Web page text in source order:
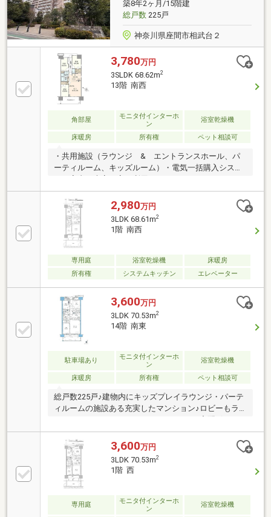
築8年2ヶ月/15階建
総戸数225戸
神奈川県座間市相武台２
3,780万円
3SLDK 68.62m2
13階 南西
角部屋
モニタ付インターホ
ン
浴室乾燥機
床暖房 所有権 ペット相談可
・共用施設（ラウンジ & エントランスホール、パ
ーティルーム、キッズルーム）・電気一括購入システ
ム・室内は大変丁寧に利用されています・フラットフ
ロアの安心設計・お部屋の設備（浴室暖房乾燥機、デ
ィスポーザー、TES温水式床暖房）・野村不動産パー
トナーズ(株)による管理◎＿LifeInformation＿＿＿＿
＿・セブンイレブン座間相武台東店・・徒歩3分（約
240m）・業務スーパーTAKENOKO相武台店・・徒歩4
分（約290m）・イオンモール座間 ・・徒歩14分（約
1120m）
2,980万円
3LDK 68.61m2
1階 南西
専用庭 浴室乾燥機
床暖房
所有権
システムキッチン エレベーター
3,600万円
3LDK 70.53m2
14階 南東
駐車場あり
モニタ付インターホ
ン
浴室乾燥機
床暖房 所有権 ペット相談可
総戸数225戸♪建物内にキッズプレイラウンジ・パーテ
ィルームの施設ある充実したマンション♪ロビーもラ
ウンジになっていてゆったりしています♪宅配ボック
ス・駐輪場あり 管理会社…野村不動産パートナーズ
（株）施工会社・・・（株）長谷工コーポレーション
分譲会社・・・野村不動産（株）
3,600万円
3LDK 70.53m2
1階 西
専用庭
モニタ付インターホ
ン
浴室乾燥機